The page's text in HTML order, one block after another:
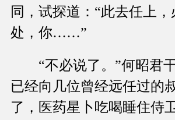
同，试探道：“此去任上
处，你……”
“不必说了。”何昭君干
已经向几位曾经远任过的
了，医药星卜吃喝睡住侍